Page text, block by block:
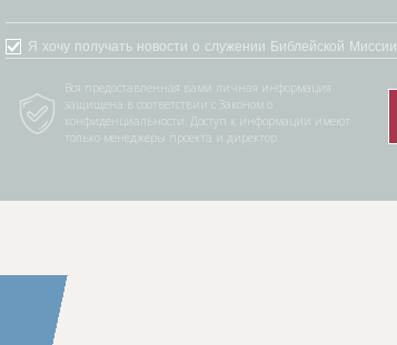
Я хочу получать новости о служении Библейской Миссии
Вся предоставленная вами личная информация
защищена в соответствии с Законом о
конфиденциальности. Доступ к информации имеют
только менеджеры проекта и директор.